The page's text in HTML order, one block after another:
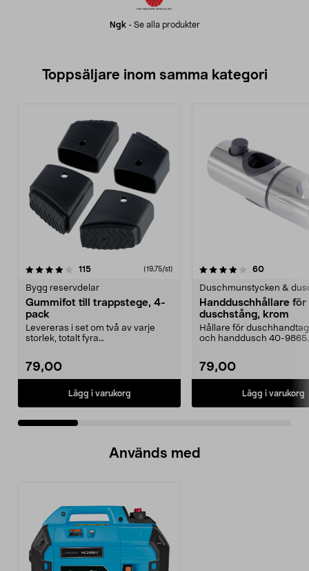
Ngk- Se alla produkter
Toppsäljare inom samma kategori
115recensioner (19,75/st)
Bygg reservdelar
Gummifot till trappstege, 4-
pack
Levereras i set om två av varje
storlek, totalt fyra
79,00
Lägg i varukorg
4.0 av 5 stjärnor 60
Duschmunstycken &
Handduschhållare
duschstång, krom
Hållare för
och handdusch 40-
79,00
Lägg i varukorg
4.5 av 5 stjärnor
Används med